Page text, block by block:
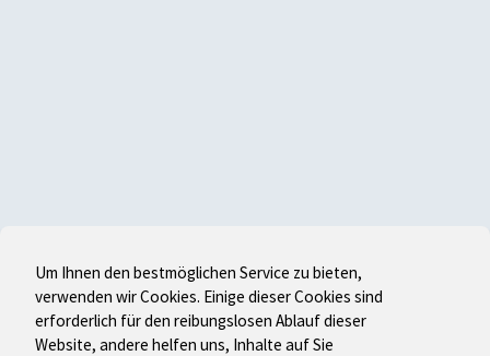
Um Ihnen den bestmöglichen Service zu bieten,
verwenden wir Cookies. Einige dieser Cookies sind
erforderlich für den reibungslosen Ablauf dieser
Website, andere helfen uns, Inhalte auf Sie